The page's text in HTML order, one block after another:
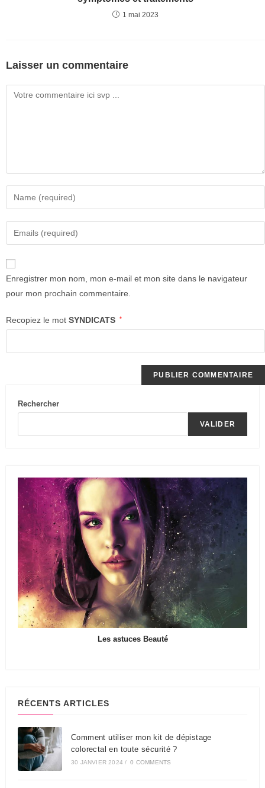
1 mai 2023
Laisser un commentaire
Enregistrer mon nom, mon e-mail et mon site dans le navigateur
pour mon prochain commentaire.
Recopiez le mot SYNDICATS *
Rechercher
VALIDER
Les astuces Beauté
RÉCENTS ARTICLES
Comment utiliser mon kit de dépistage
colorectal en toute sécurité ?
30 JANVIER 2024 / 0 COMMENTS